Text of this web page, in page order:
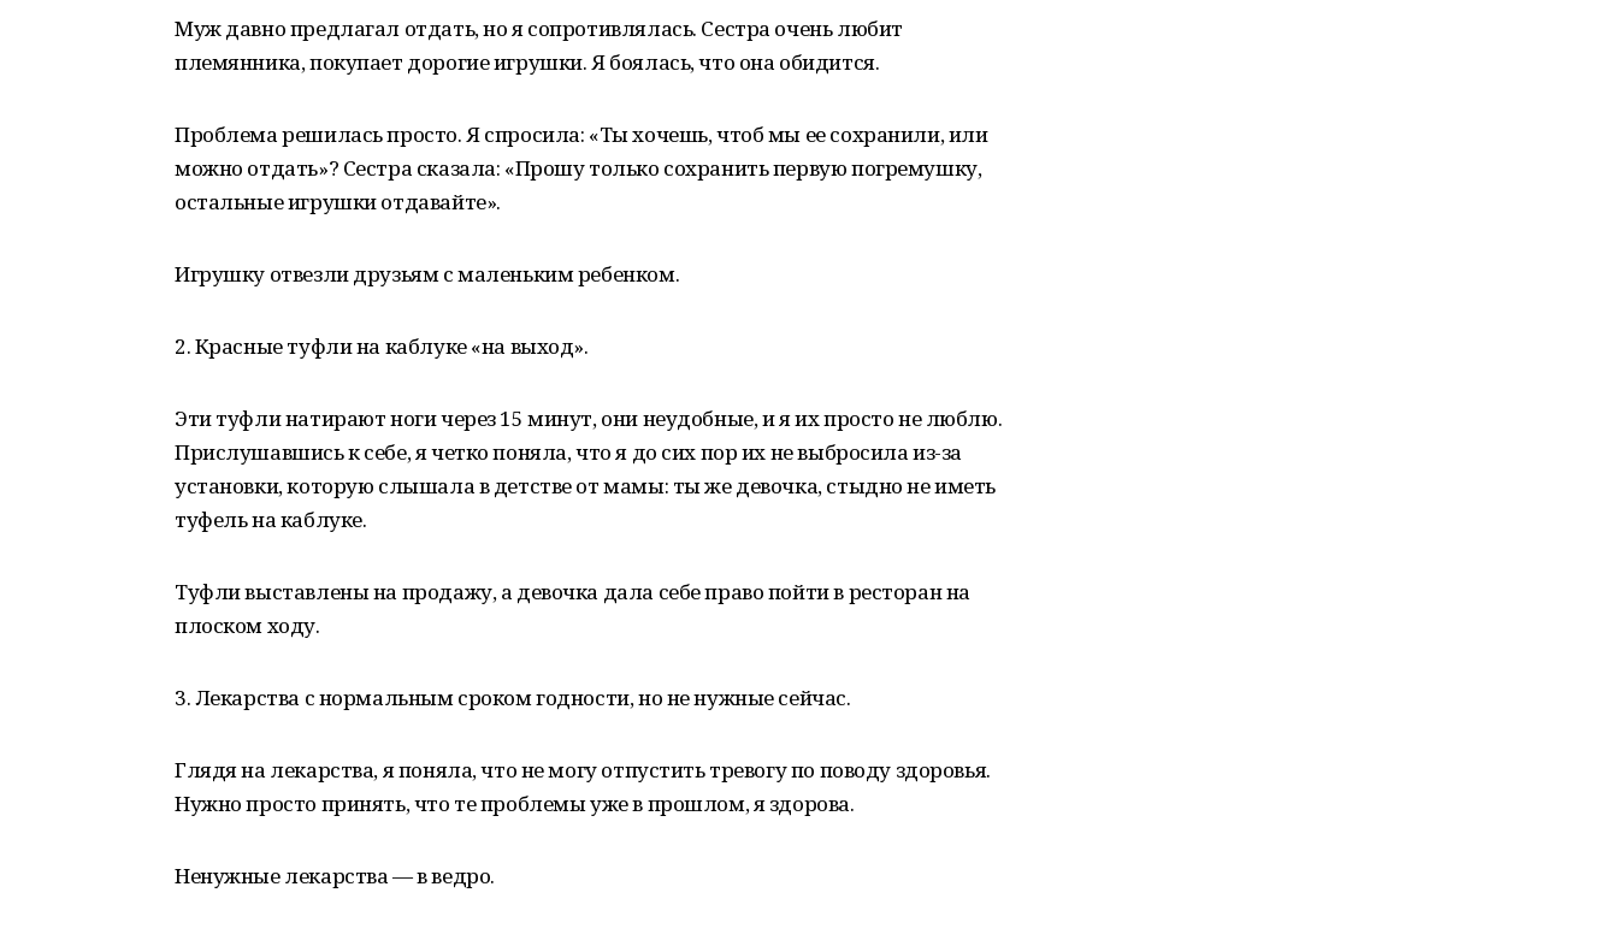
Муж давно предлагал отдать, но я сопротивлялась. Сестра очень любит
племянника, покупает дорогие игрушки. Я боялась, что она обидится.
Проблема решилась просто. Я спросила: «Ты хочешь, чтоб мы ее сохранили, или
можно отдать»? Сестра сказала: «Прошу только сохранить первую погремушку,
остальные игрушки отдавайте».
Игрушку отвезли друзьям с маленьким ребенком.
2. Красные туфли на каблуке «на выход».
Эти туфли натирают ноги через 15 минут, они неудобные, и я их просто не люблю.
Прислушавшись к себе, я четко поняла, что я до сих пор их не выбросила из-за
установки, которую слышала в детстве от мамы: ты же девочка, стыдно не иметь
туфель на каблуке.
Туфли выставлены на продажу, а девочка дала себе право пойти в ресторан на
плоском ходу.
3. Лекарства с нормальным сроком годности, но не нужные сейчас.
Глядя на лекарства, я поняла, что не могу отпустить тревогу по поводу здоровья.
Нужно просто принять, что те проблемы уже в прошлом, я здорова.
Ненужные лекарства — в ведро.